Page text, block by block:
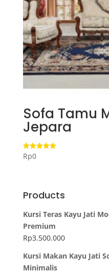
Sofa Tamu
Jepara
Dinilai
5.00
Rp0
Products
Kursi Teras Kayu Jati
Premium
Rp3.500.000
Kursi Makan Kayu Jati
Minimalis